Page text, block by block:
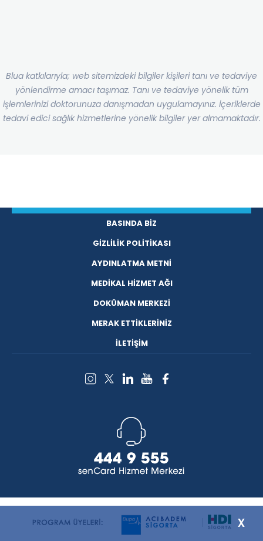
Blua katkılarıyla; web sitemizdeki bilgiler kişileri tanı ve tedaviye
yönlendirme amacı taşımaz. Tanı ve tedaviye yönelik tüm
işlemlerinizi doktorunuza danışmadan uygulamayınız. İçeriklerde
tedavi edici sağlık hizmetlerine yönelik bilgiler yer almamaktadır.
BASINDA BİZ
GİZLİLİK POLİTİKASI
AYDINLATMA METNİ
MEDİKAL HİZMET AĞI
DOKÜMAN MERKEZİ
MERAK ETTİKLERİNİZ
İLETİŞİM
x